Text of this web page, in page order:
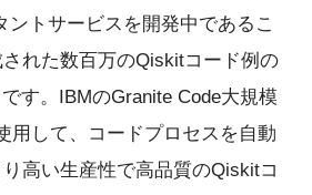
トサービスを開発中であるこ
れた数百万のQiskitコード例の
す。IBMのGranite Code大規模
用して、コードプロセスを自動
高い生産性で高品質のQiskitコ